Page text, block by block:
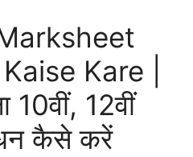
Kare |
10वीं, 12वीं
कैसे करें